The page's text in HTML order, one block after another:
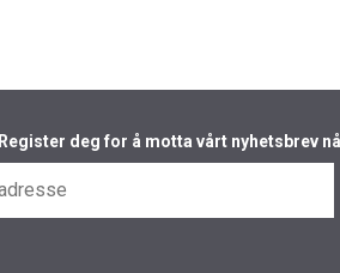
Register deg for å motta vårt nyhetsbrev